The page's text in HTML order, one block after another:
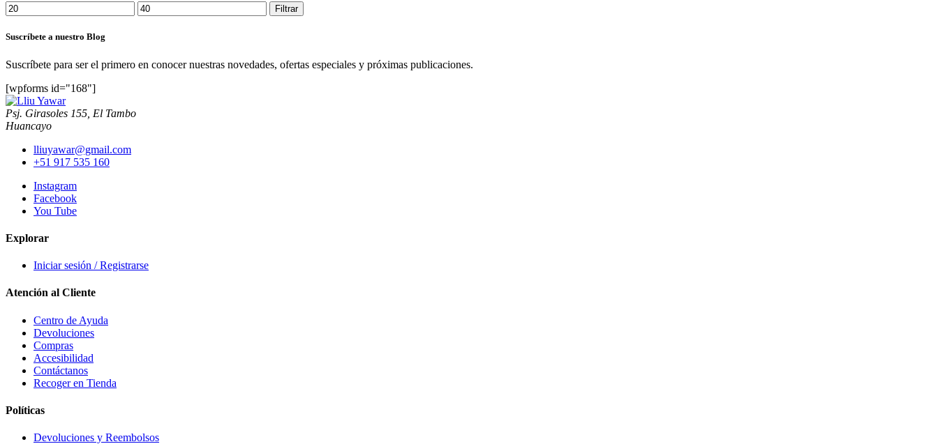
Precio
mínimo
Precio
máximo
Filtrar
Suscríbete a nuestro Blog
Suscríbete para ser el primero en conocer nuestras novedades, ofertas especiales y próximas publicaciones.
[wpforms id="168"]
Psj. Girasoles 155, El Tambo
Huancayo
lliuyawar@gmail.com
+51 917 535 160
Instagram
Facebook
You Tube
Explorar
Iniciar sesión / Registrarse
Atención al Cliente
Centro de Ayuda
Devoluciones
Compras
Accesibilidad
Contáctanos
Recoger en Tienda
Políticas
Devoluciones y Reembolsos